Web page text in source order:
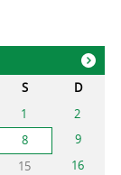
»
S
D
1
2
8
9
15
16